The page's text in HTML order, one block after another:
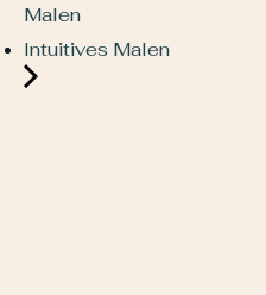
Malen
Intuitives Malen